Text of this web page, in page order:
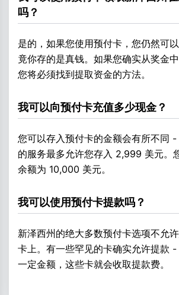
吗？
是的，如果您使用预付卡，您仍然可
竟你存的是真钱。如果您确实从奖金
您将必须找到提取资金的方法。
我可以向预付卡充值多少现金？
您可以存入预付卡的金额会有所不同
的服务最多允许您存入 2,999 美元。
余额为 10,000 美元。
我可以使用预付卡提款吗？
新泽西州的绝大多数预付卡选项不允
卡上。有一些罕见的卡确实允许提款
一定金额，这些卡就会收取提款费。